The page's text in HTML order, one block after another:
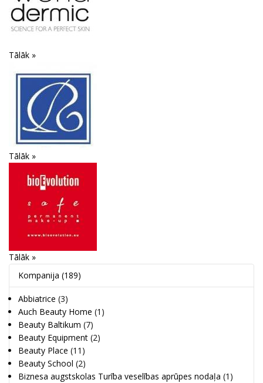
Tālāk »
Tālāk »
Tālāk »
Kompanija (189)
Abbiatrice (3)
Auch Beauty Home (1)
Beauty Baltikum (7)
Beauty Equipment (2)
Beauty Place (11)
Beauty School (2)
Biznesa augstskolas Turība veselības aprūpes nodaļa (1)